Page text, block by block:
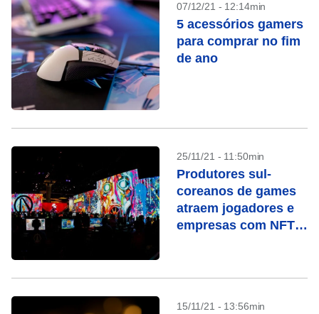
07/12/21 - 12:14min
5 acessórios gamers
para comprar no fim
de ano
25/11/21 - 11:50min
Produtores sul-
coreanos de games
atraem jogadores e
empresas com NFTs
15/11/21 - 13:56min